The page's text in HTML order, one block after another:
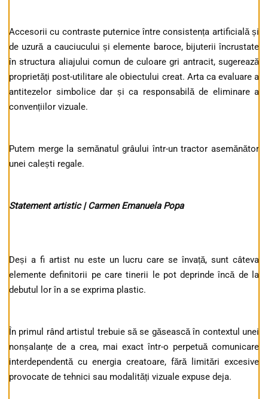
Accesorii cu contraste puternice între consistența artificială și
de uzură a cauciucului și elemente baroce, bijuterii încrustate
în structura aliajului comun de culoare gri antracit, sugerează
proprietăți post-utilitare ale obiectului creat. Arta ca evaluare a
antitezelor simbolice dar și ca responsabilă de eliminare a
convențiilor vizuale.
Putem merge la semănatul grâului într-un tractor asemănător
unei calești regale.
Statement artistic | Carmen Emanuela Popa
Deși a fi artist nu este un lucru care se învață, sunt câteva
elemente definitorii pe care tinerii le pot deprinde încă de la
debutul lor în a se exprima plastic.
În primul rând artistul trebuie să se găsească în contextul unei
nonșalanțe de a crea, mai exact într-o perpetuă comunicare
interdependentă cu energia creatoare, fără limitări excesive
provocate de tehnici sau modalități vizuale expuse deja.